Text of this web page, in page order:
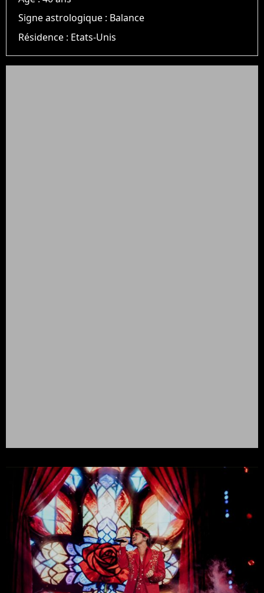
Signe astrologique : Balance
Résidence : Etats-Unis